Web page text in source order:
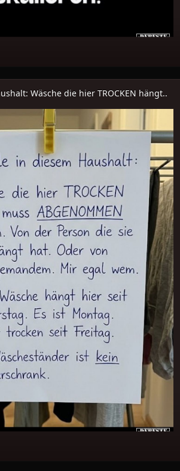
Wäsche die hier TROCKEN hängt..